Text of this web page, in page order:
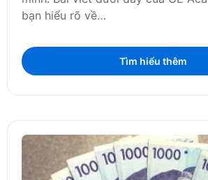
bạn hiểu rõ về…
Tìm hiểu thêm